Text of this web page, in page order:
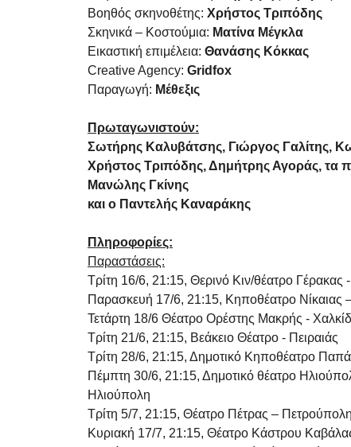
Βοηθός σκηνοθέτης: Χρήστος
Σκηνικά – Κοστούμια: Ματίνα Μέγκλα
Εικαστική επιμέλεια: Θανάσης Κόκκας
Creative Agency: Gridfox
Παραγωγή: Μέθεξις
Πρωταγωνιστούν:
Σωτήρης Καλυβάτσης, Γιώργος Γαλίτης,
Χρήστος Τριπόδης, Δημήτρης Αγοράς, τα
Μανώλης Γκίνης
και ο Παντελής Καναράκης
Πληροφορίες:
Παραστάσεις:
Τρίτη 16/6, 21:15, Θερινό Κιν/θέατρο Γέρακας
Παρασκευή 17/6, 21:15, Κηποθέατρο Νίκαιας
Τετάρτη 18/6 Θέατρο Ορέστης Μακρής -
Τρίτη 21/6, 21:15, Βεάκειο Θέατρο - Πειραιάς
Τρίτη 28/6, 21:15, Δημοτικό Κηποθέατρο
Πέμπτη 30/6, 21:15, Δημοτικό θέατρο
Ηλιούπολη
Τρίτη 5/7, 21:15, Θέατρο Πέτρας – Πετρούπολη
Κυριακή 17/7, 21:15, Θέατρο Κάστρου